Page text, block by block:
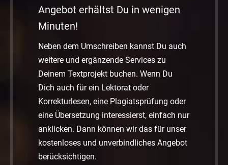
Angebot erhältst Du in wenigen
Minuten!
Neben dem Umschreiben kannst Du auch
weitere und ergänzende Services zu
Deinem Textprojekt buchen. Wenn Du
Dich auch für ein Lektorat oder
Korrekturlesen, eine Plagiatsprüfung oder
eine Übersetzung interessierst, einfach nur
anklicken. Dann können wir das für unser
kostenloses und unverbindliches Angebot
berücksichtigen.